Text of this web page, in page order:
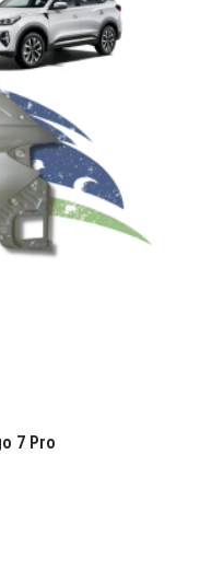
7 Pro